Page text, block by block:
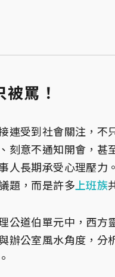
罵！
連受到社會關注，
刻意不通知開會，
人長期承受心理壓力
題，而是許多 上班族
公道伯單元中，西方
辦公室風水角度，分